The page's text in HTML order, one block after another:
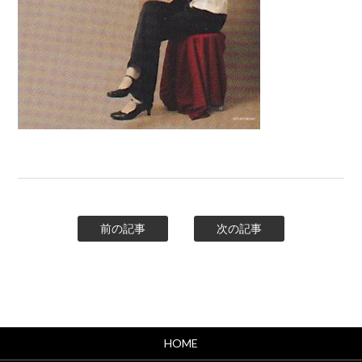
前の記事 次の記事
HOME